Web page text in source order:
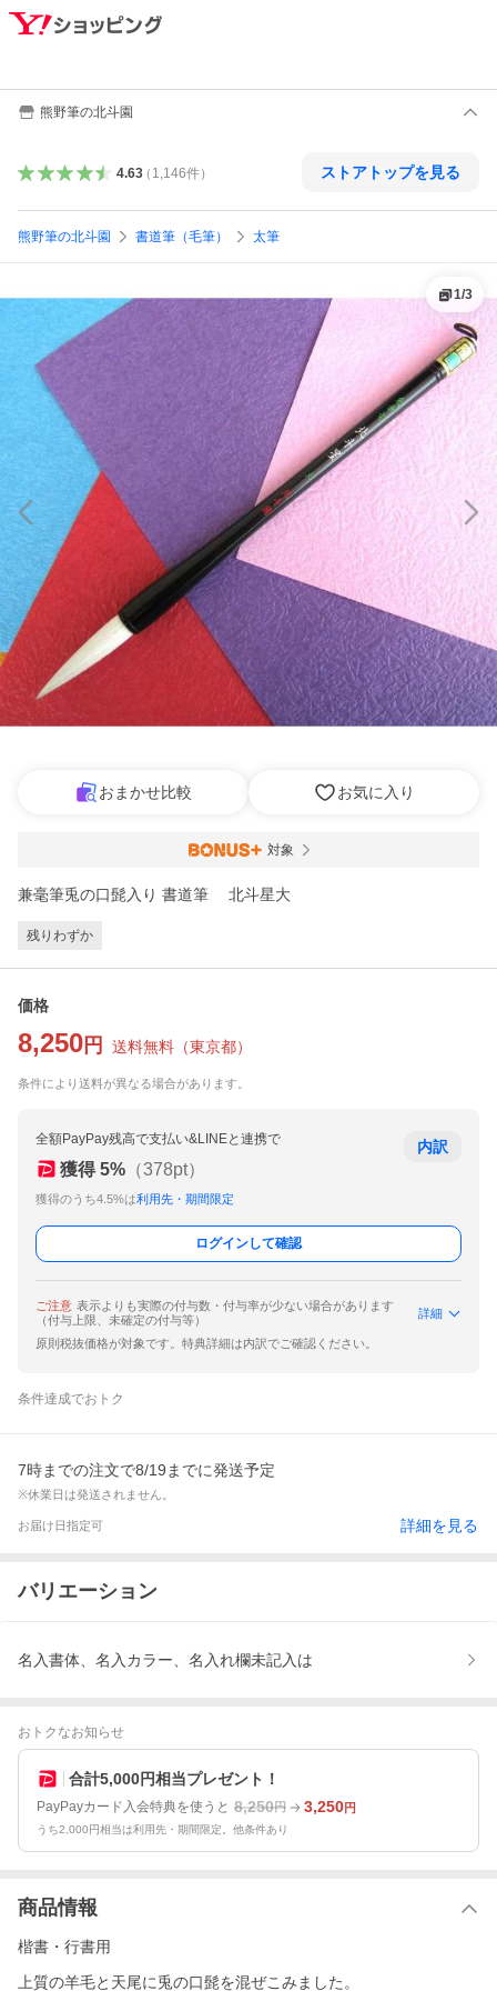
熊野筆の北斗園
4.63（ 1,146件） ストアトップを見る
熊野筆の北斗園 書道筆（毛筆） 太筆
1/3
おまかせ比較 お気に入り
対象
兼毫筆兎の口髭入り 書道筆 北斗星大
残りわずか
価格
8,250 円 送料無料 （東京都）
条件により送料が異なる場合があります。
全額PayPay残高で支払い&LINEと連携で
獲得 5% （378pt）
獲得のうち4.5%は利用先・期間限定
内訳
ログインして確認
ご注意 表示よりも実際の付与数・付与率が少ない場合があります
（付与上限、未確定の付与等）
詳細
原則税抜価格が対象です。特典詳細は内訳でご確認ください。
条件達成でおトク
7時までの注文で8/19までに発送予定
※休業日は発送されません。
お届け日指定可 詳細を見る
バリエーション
名入書体、名入カラー、名入れ欄未記入は
おトクなお知らせ
合計5,000円相当プレゼント！
PayPayカード入会特典を使うと 8,250円 3,250円
うち2,000円相当は利用先・期間限定。他条件あり
商品情報
楷書・行書用
上質の羊毛と天尾に兎の口髭を混ぜこみました。